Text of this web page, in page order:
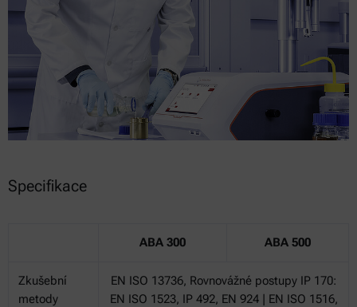
Specifikace
ABA 300 ABA 500
Zkušební
metody
EN ISO 13736, Rovnovážné postupy IP 170:
EN ISO 1523, IP 492, EN 924 | EN ISO 1516,